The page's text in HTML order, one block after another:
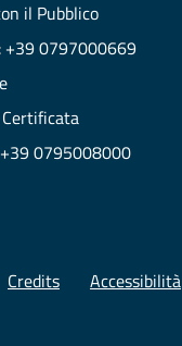
il Pubblico
+39 0797000669
0795008000
Credits Accessibilità